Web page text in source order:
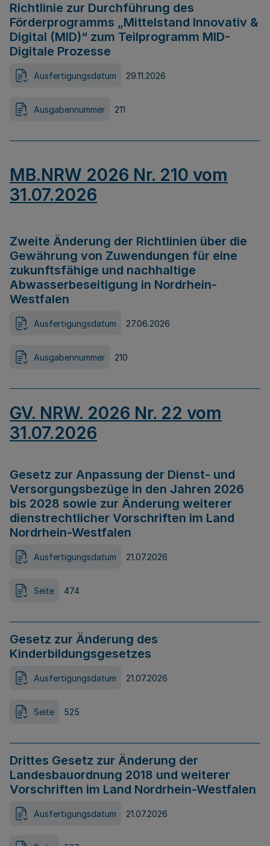
Richtlinie zur Durchführung des
Förderprogramms „Mittelstand Innovativ &
Digital (MID)“ zum Teilprogramm MID-
Digitale Prozesse
Ausfertigungsdatum 29.11.2026
Ausgabennummer 211
MB.NRW 2026 Nr. 210 vom
31.07.2026
Zweite Änderung der Richtlinien über die
Gewährung von Zuwendungen für eine
zukunftsfähige und nachhaltige
Abwasserbeseitigung in Nordrhein-
Westfalen
Ausfertigungsdatum 27.06.2026
Ausgabennummer 210
GV. NRW. 2026 Nr. 22 vom
31.07.2026
Gesetz zur Anpassung der Dienst- und
Versorgungsbezüge in den Jahren 2026
bis 2028 sowie zur Änderung weiterer
dienstrechtlicher Vorschriften im Land
Nordrhein-Westfalen
Ausfertigungsdatum 21.07.2026
Seite 474
Gesetz zur Änderung des
Kinderbildungsgesetzes
Ausfertigungsdatum 21.07.2026
Seite 525
Drittes Gesetz zur Änderung der
Landesbauordnung 2018 und weiterer
Vorschriften im Land Nordrhein-Westfalen
Ausfertigungsdatum 21.07.2026